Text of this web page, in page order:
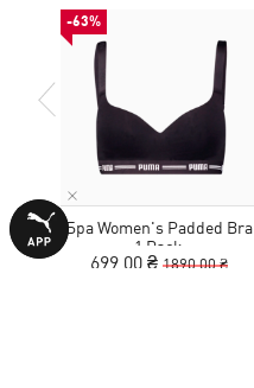
-63%
Бра Women's Padded Bra
1 Pack
699,00 ₴ 1890,00 ₴